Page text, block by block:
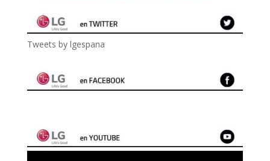
Tweets by lgespana